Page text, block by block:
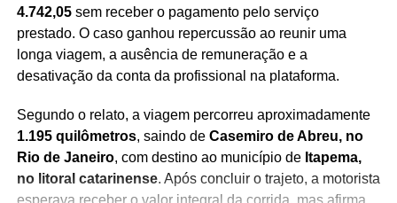
4.742,05sem receber o pagamento pelo serviço
prestado. O caso ganhou repercussão ao reunir uma
longa viagem, a ausência de remuneração e a
desativação da conta da profissional na plataforma.
Segundo o relato, a viagem percorreu aproximadamente
1.195 quilômetros, saindo de Casemiro de Abreu, no
Rio de Janeiro, com destino ao município de Itapema,
no litoral catarinense. Após concluir o trajeto, a motorista